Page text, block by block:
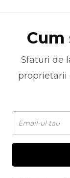
Sfaturi de
proprietarii